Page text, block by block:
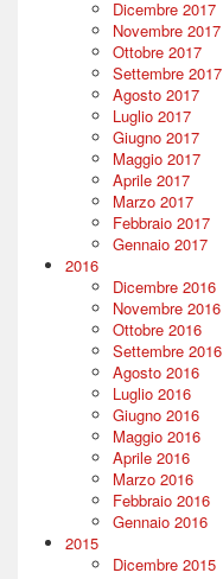
Dicembre 2017
Novembre 2017
Ottobre 2017
Settembre 2017
Agosto 2017
Luglio 2017
Giugno 2017
Maggio 2017
Aprile 2017
Marzo 2017
Febbraio 2017
Gennaio 2017
2016
Dicembre 2016
Novembre 2016
Ottobre 2016
Settembre 2016
Agosto 2016
Luglio 2016
Giugno 2016
Maggio 2016
Aprile 2016
Marzo 2016
Febbraio 2016
Gennaio 2016
2015
Dicembre 2015